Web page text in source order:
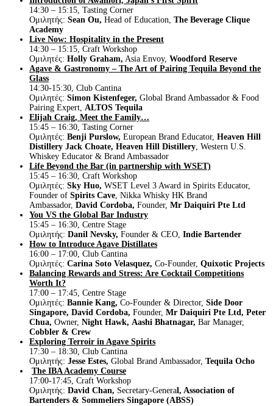
14:30 – 15:15, Tasting Corner
Ομιλητής: Sean Ou, Head of Education, The Beverage Clique
Academy
Live Now: Hospitality in the Present
14:30 – 15:15, Craft Workshop
Ομιλητές: Holly Graham, Asia Envoy, Woodford Reserve
Agave & Gastronomy – The Art of Pairing Tequila Beyond the
Glass
14:30-15:30, Club Cantina
Ομιλητές: Simon Kistenfeger, Global Brand Ambassador & Food
Pairing Expert, ALTOS Tequila
Elijah Craig, Meet the Family…
15:45 – 16:30, Tasting Corner
Ομιλητές: Benji Purslow, European Brand Educator, Heaven Hill
Distillery Jack Choate, Heaven Hill Distillery, Western U.S.
Whiskey Educator & Brand Ambassador
Life Beyond the Bar (in partnership with WSET)
15:45 – 16:30, Craft Workshop
Ομιλητές: Sky Huo, WSET Level 3 Award in Spirits Educator,
Founder of Spirits Cave, Nikka Whisky HK Brand
Ambassador, David Cordoba, Founder, Mr Daiquiri Pte Ltd
You VS the Global Bar Industry
15:45 – 16:30, Centre Stage
Ομιλητής: Danil Nevsky, Founder & CEO, Indie Bartender
How to Introduce Agave Distillates
16:00 – 17:00, Club Cantina
Ομιλητές: Carina Soto Velasquez, Co-Founder, Quixotic Projects
Balancing Rewards and Stress: Are Cocktail Competitions
Worth It?
17:00 – 17:45, Centre Stage
Ομιλητές: Bannie Kang, Co-Founder & Director, Side Door
Singapore, David Cordoba, Founder, Mr Daiquiri Pte Ltd, Peter
Chua, Owner, Night Hawk, Aashi Bhatnagar, Bar Manager,
Cobbler & Crew
Exploring Terroir in Agave Spirits
17:30 – 18:30, Club Cantina
Ομιλητής: Jesse Estes, Global Brand Ambassador, Tequila Ocho
The IBA Academy Course
17:00-17:45, Craft Workshop
Ομιλητής: David Chan, Secretary-General, Association of
Bartenders & Sommeliers Singapore (ABSS)